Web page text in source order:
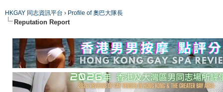
HKGAY 同志資訊平台 › Profile of 奧巴大隊長
Reputation Report